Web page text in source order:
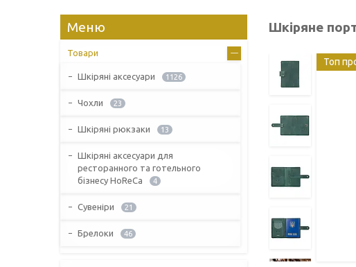
Шкіряне
Топ
Товари
Шкіряні аксесуари 1126
Чохли 23
Шкіряні рюкзаки 13
Шкіряні аксесуари для
ресторанного та готельного
бізнесу HoReCa
4
Сувеніри 21
Брелоки 46